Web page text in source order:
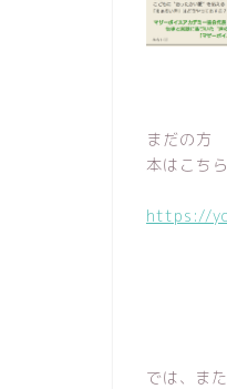
まだの方
本はこち
https://
では、ま